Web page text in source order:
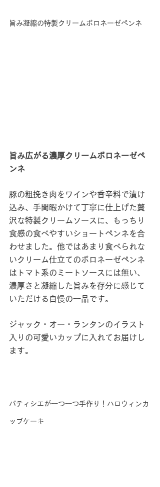
旨み凝縮の特製クリームボロネーゼペンネ
旨み広がる濃厚クリームボロネーゼペ
ンネ
豚の粗挽き肉をワインや香辛料で漬け
込み、手間暇かけて丁寧に仕上げた贅
沢な特製クリームソースに、もっちり
食感の食べやすいショートペンネを合
わせました。他ではあまり食べられな
いクリーム仕立てのボロネーゼペンネ
はトマト系のミートソースには無い、
濃厚さと凝縮した旨みを存分に感じて
いただける自慢の一品です。
ジャック・オー・ランタンのイラスト
入りの可愛いカップに入れてお届けし
ます。
パティシエが一つ一つ手作り！ハロウィンカ
ップケーキ